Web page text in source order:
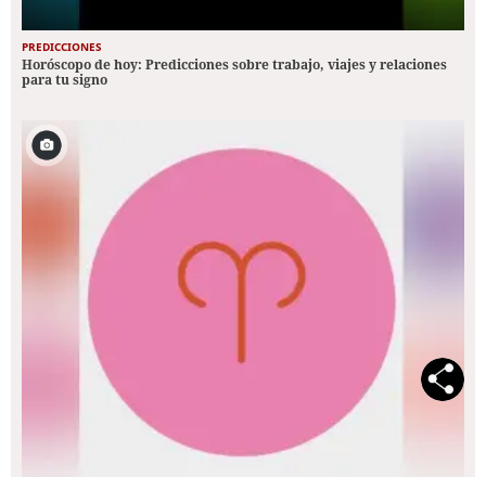
PREDICCIONES
Horóscopo de hoy: Predicciones sobre trabajo, viajes y relaciones
para tu signo